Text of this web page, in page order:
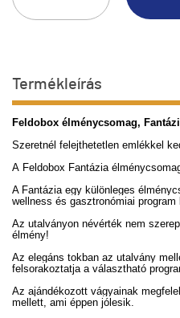
Termékleírás
Feldobox élménycsomag,
Szeretnél felejthetetlen emlékkel
A Feldobox Fantázia
A Fantázia egy különleges
wellness és gasztronómiai
Az utalványon névérték nem
élmény!
Az elegáns tokban az utalvány
felsorakoztatja a választható
Az ajándékozott vágyainak
mellett, ami éppen jólesik.